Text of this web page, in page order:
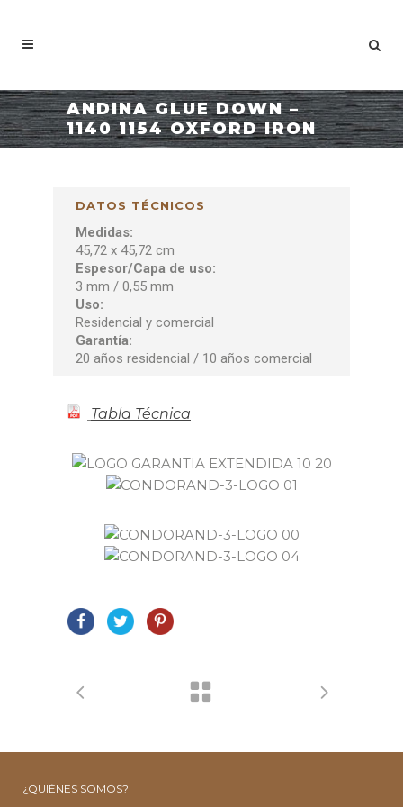
ANDINA GLUE DOWN –
1140 1154 OXFORD IRON
DATOS TÉCNICOS
Medidas:
45,72 x 45,72 cm
Espesor/Capa de uso:
3 mm / 0,55 mm
Uso:
Residencial y comercial
Garantía:
20 años residencial / 10 años comercial
Tabla Técnica
¿QUIÉNES SOMOS?